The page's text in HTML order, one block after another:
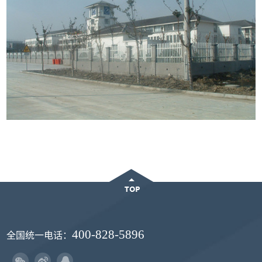
全国统一电话：400-828-5896